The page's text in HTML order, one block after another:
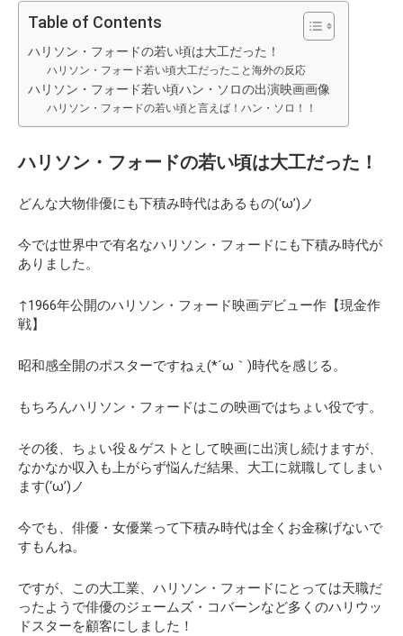
Table of Contents
ハリソン・フォードの若い頃は大工だった！
ハリソン・フォード若い頃大工だったこと海外の反応
ハリソン・フォード若い頃ハン・ソロの出演映画画像
ハリソン・フォードの若い頃と言えば！ハン・ソロ！！
ハリソン・フォードの若い頃は大工だった！
どんな大物俳優にも下積み時代はあるもの(‘ω’)ノ
今では世界中で有名なハリソン・フォードにも下積み時代が
ありました。
↑1966年公開のハリソン・フォード映画デビュー作【現金作
戦】
昭和感全開のポスターですねぇ(*´ω｀)時代を感じる。
もちろんハリソン・フォードはこの映画ではちょい役です。
その後、ちょい役＆ゲストとして映画に出演し続けますが、
なかなか収入も上がらず悩んだ結果、 大工に就職してしまい
ます(‘ω’)ノ
今でも、俳優・女優業って下積み時代は全くお金稼げないで
すもんね。
ですが、この大工業、ハリソン・フォードにとっては天職だ
ったようで俳優のジェームズ・コバーンなど多くのハリウッ
ドスターを顧客にしました！